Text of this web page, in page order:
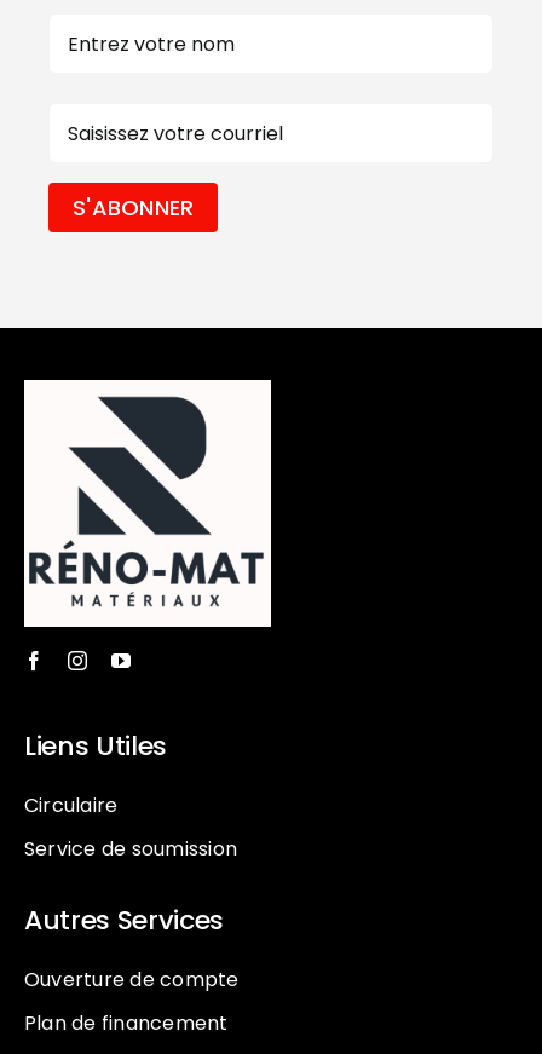
mail
S'ABONNER
Liens Utiles
Circulaire
Service de soumission
Autres Services
Ouverture de compte
Plan de financement